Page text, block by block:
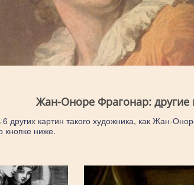
Жан-Оноре Фрагонар: другие
других картин такого художника, как Жан-
кнопке ниже.